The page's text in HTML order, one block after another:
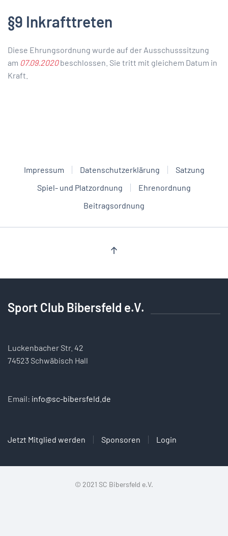
§9 Inkrafttreten
Diese Ehrungsordnung wurde auf der Ausschusssitzung
am 07.09.2020beschlossen. Sie tritt mit gleichem Datum in
Kraft.
Impressum Datenschutzerklärung
Satzung
Spiel- und Platzordnung
Ehrenordnung
Beitragsordnung
Sport Club Bibersfeld e.V.
Luckenbacher Str. 42
74523 Schwäbisch Hall
Email: info@sc-bibersfeld.de
Jetzt Mitglied werden Sponsoren Login
© 2021 SC Bibersfeld e.V.